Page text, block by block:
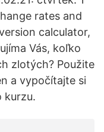
rates and
calculator,
Vás, koľko
zlotých? Použite
a vypočítajte si
kurzu.